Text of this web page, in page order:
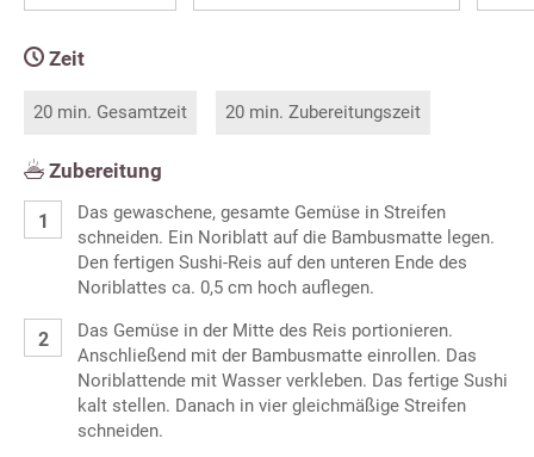
Zeit
20 min. Gesamtzeit 20 min. Zubereitungszeit
Zubereitung
Das gewaschene, gesamte Gemüse in Streifen
schneiden. Ein Noriblatt auf die Bambusmatte legen.
Den fertigen Sushi-Reis auf den unteren Ende des
Noriblattes ca. 0,5 cm hoch auflegen.
Das Gemüse in der Mitte des Reis portionieren.
Anschließend mit der Bambusmatte einrollen. Das
Noriblattende mit Wasser verkleben. Das fertige Sushi
kalt stellen. Danach in vier gleichmäßige Streifen
schneiden.